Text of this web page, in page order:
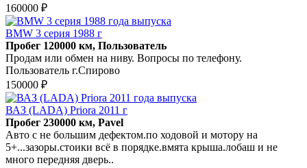
160000 ₽
BMW 3 серия 1988 г
Пробег 120000 км, Пользователь
Продам или обмен на ниву. Вопросы по телефону.
Пользователь г.Спирово
150000 ₽
ВАЗ (LADA) Priora 2011 г
Пробег 230000 км, Pavel
Авто с не большим дефектом.по ходовой и мотору на
5+...зазоры.стоики всё в порядке.вмята крыша.лобаш и не
много передняя дверь..